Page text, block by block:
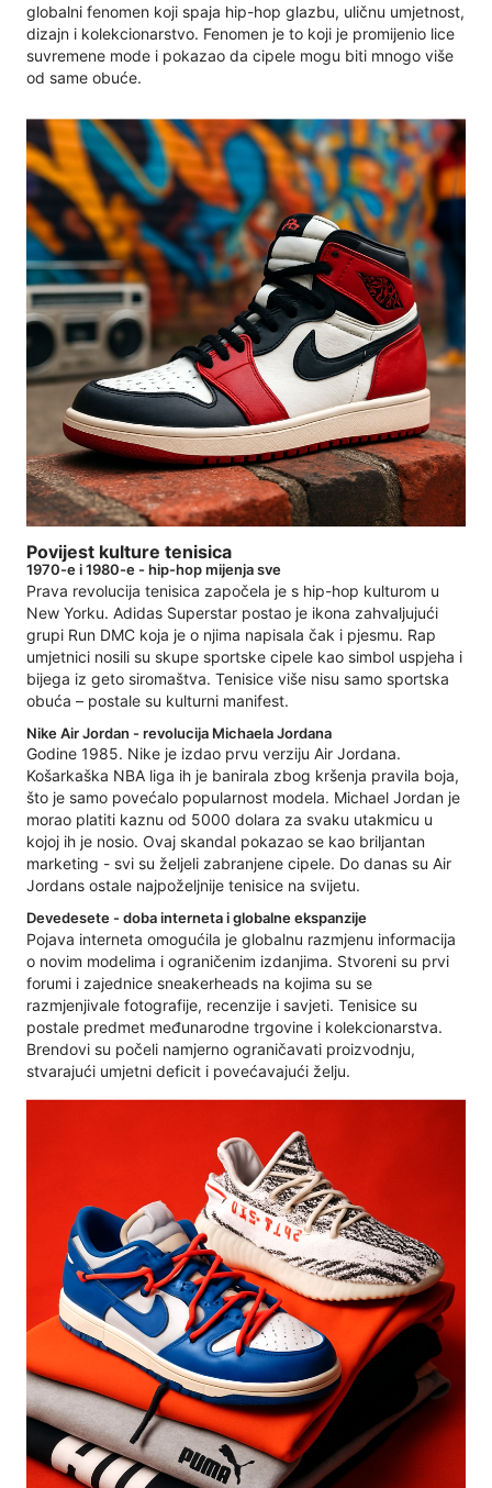
globalni fenomen koji spaja hip-hop glazbu, uličnu umjetnost,
dizajn i kolekcionarstvo. Fenomen je to koji je promijenio lice
suvremene mode i pokazao da cipele mogu biti mnogo više
od same obuće.
Povijest kulture tenisica
1970-e i 1980-e - hip-hop mijenja sve
Prava revolucija tenisica započela je s hip-hop kulturom u
New Yorku. Adidas Superstar postao je ikona zahvaljujući
grupi Run DMC koja je o njima napisala čak i pjesmu. Rap
umjetnici nosili su skupe sportske cipele kao simbol uspjeha i
bijega iz geto siromaštva. Tenisice više nisu samo sportska
obuća – postale su kulturni manifest.
Nike Air Jordan - revolucija Michaela Jordana
Godine 1985. Nike je izdao prvu verziju Air Jordana.
Košarkaška NBA liga ih je banirala zbog kršenja pravila boja,
što je samo povećalo popularnost modela. Michael Jordan je
morao platiti kaznu od 5000 dolara za svaku utakmicu u
kojoj ih je nosio. Ovaj skandal pokazao se kao briljantan
marketing - svi su željeli zabranjene cipele. Do danas su Air
Jordans ostale najpoželjnije tenisice na svijetu.
Devedesete - doba interneta i globalne ekspanzije
Pojava interneta omogućila je globalnu razmjenu informacija
o novim modelima i ograničenim izdanjima. Stvoreni su prvi
forumi i zajednice sneakerheads na kojima su se
razmjenjivale fotografije, recenzije i savjeti. Tenisice su
postale predmet međunarodne trgovine i kolekcionarstva.
Brendovi su počeli namjerno ograničavati proizvodnju,
stvarajući umjetni deficit i povećavajući želju.